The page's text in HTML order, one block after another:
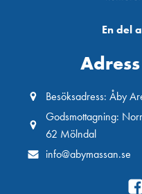
En del
Besöksadress: Åby
Godsmottagning:
62 Mölndal
info@abymassan.se